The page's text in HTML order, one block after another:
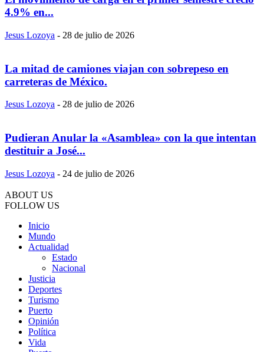
4.9% en...
Jesus Lozoya - 28 de julio de 2026
La mitad de camiones viajan con sobrepeso en
carreteras de México.
Jesus Lozoya - 28 de julio de 2026
Pudieran Anular la «Asamblea» con la que intentan
destituir a José...
Jesus Lozoya - 24 de julio de 2026
ABOUT US
FOLLOW US
Inicio
Mundo
Actualidad
Estado
Nacional
Justicia
Deportes
Turismo
Puerto
Opinión
Política
Vida